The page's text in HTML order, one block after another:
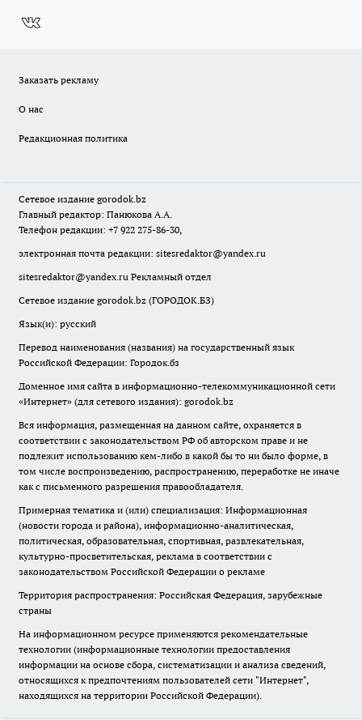
Заказать рекламу
О нас
Редакционная политика
Сетевое издание gorodok.bz
Главный редактор: Панюкова А.А.
Телефон редакции: +7 922 275-86-30,
электронная почта редакции: sitesredaktor@yandex.ru
sitesredaktor@yandex.ru Рекламный отдел
Сетевое издание gorodok.bz (ГОРОДОК.БЗ)
Язык(и): русский
Перевод наименования (названия) на государственный язык
Российской Федерации: Городок.бз
Доменное имя сайта в информационно-телекоммуникационной сети
«Интернет» (для сетевого издания): gorodok.bz
Вся информация, размещенная на данном сайте, охраняется в
соответствии с законодательством РФ об авторском праве и не
подлежит использованию кем-либо в какой бы то ни было форме, в
том числе воспроизведению, распространению, переработке не иначе
как с письменного разрешения правообладателя.
Примерная тематика и (или) специализация: Информационная
(новости города и района), информационно-аналитическая,
политическая, образовательная, спортивная, развлекательная,
культурно-просветительская, реклама в соответствии с
законодательством Российской Федерации о рекламе
Территория распространения: Российская Федерация, зарубежные
страны
На информационном ресурсе применяются рекомендательные
технологии (информационные технологии предоставления
информации на основе сбора, систематизации и анализа сведений,
относящихся к предпочтениям пользователей сети "Интернет",
находящихся на территории Российской Федерации).